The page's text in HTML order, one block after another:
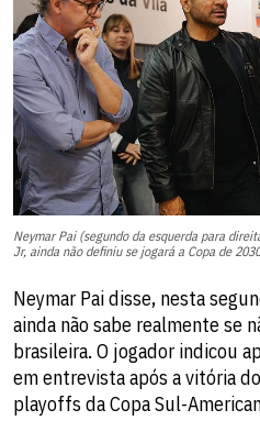
Neymar Pai (segundo da esquerda para
Jr, ainda não definiu se jogará a Copa de
Neymar Pai disse, nesta
ainda não sabe realmente se
brasileira. O jogador indicou
em entrevista após a vitória
playoffs da Copa Sul-